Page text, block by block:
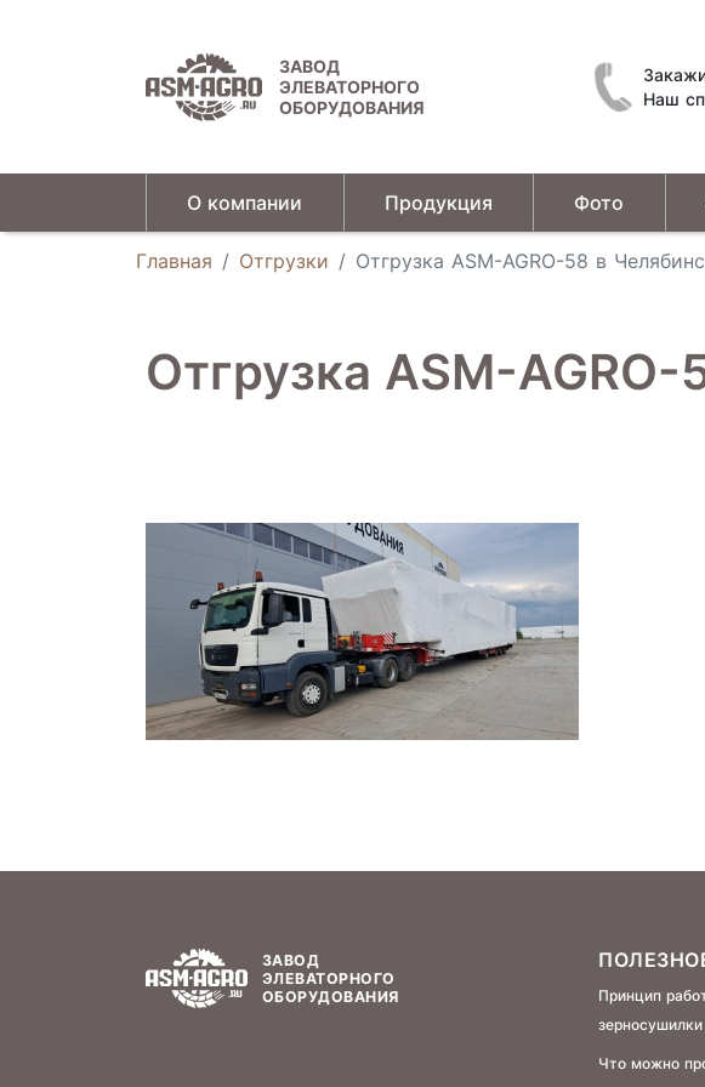
ЗАВОД
ЭЛЕВАТОРНОГО
ОБОРУДОВАНИЯ
Наш
О компании Продукция Фото
Главная Отгрузки Отгрузка ASM-AGRO-58 в
Отгрузка ASM-
ЗАВОД
ЭЛЕВАТОРНОГО
ОБОРУДОВАНИЯ
Принцип
зерносушилки
Что можно